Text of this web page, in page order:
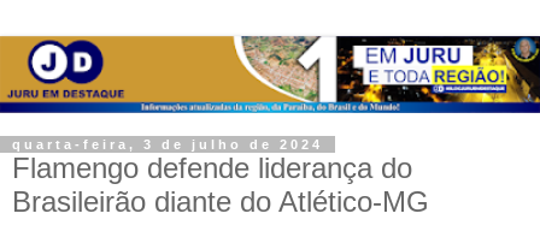
quarta-feira, 3 de julho de 2024
Flamengo defende liderança do
Brasileirão diante do Atlético-MG